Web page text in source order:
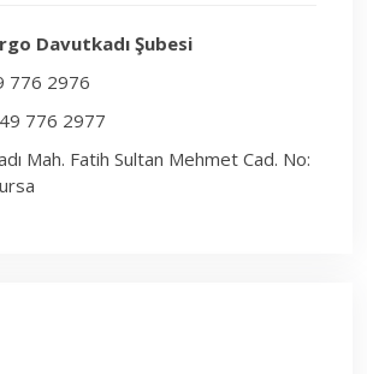
Davutkadı Şubesi
776 2976
776 2977
Mah. Fatih Sultan Mehmet Cad. No: